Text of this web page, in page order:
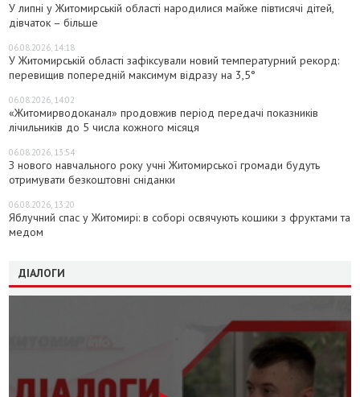
У липні у Житомирській області народилися майже півтисячі дітей,
дівчаток – більше
06.08.2026, 14:18
У Житомирській області зафіксували новий температурний рекорд:
перевищив попередній максимум відразу на 3,5°
06.08.2026, 14:02
«Житомирводоканал» продовжив період передачі показників
лічильників до 5 числа кожного місяця
06.08.2026, 13:54
З нового навчального року учні Житомирської громади будуть
отримувати безкоштовні сніданки
06.08.2026, 13:20
Яблучний спас у Житомирі: в соборі освячують кошики з фруктами та
медом
ДІАЛОГИ